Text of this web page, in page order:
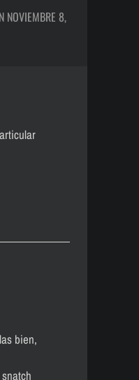
NOVIEMBRE 8,
bien,